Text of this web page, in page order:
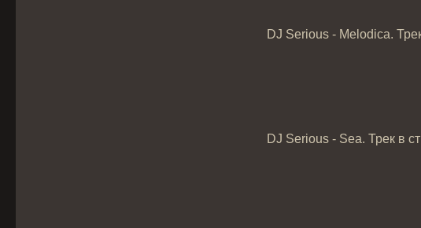
DJ Serious - Melodica.
DJ Serious - Sea. Трек в